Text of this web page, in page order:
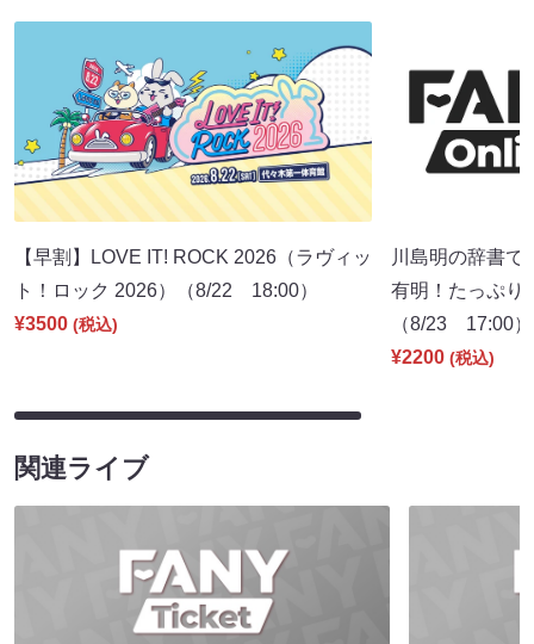
【早割】LOVE IT! ROCK 2026（ラヴィッ
ト！ロック 2026）（8/22 18:00）
¥3500 (税込)
川島明の辞書
有明！たっぷり
（8/23 17:00）
¥2200 (税込)
関連ライブ